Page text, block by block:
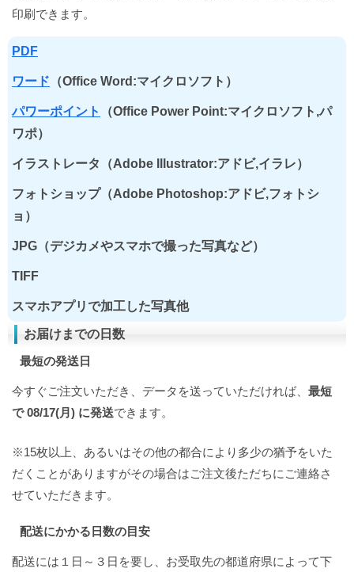
印刷できます。
PDF
ワード （Office Word:マイクロソフト）
パワーポイント
（Office Power Point:マイクロソフト,パ
ワポ）
イラストレータ（Adobe Illustrator:アドビ,イラレ）
フォトショップ（Adobe Photoshop:アドビ,フォトシ
ョ）
JPG（デジカメやスマホで撮った写真など）
TIFF
スマホアプリで加工した写真他
お届けまでの日数
最短の発送日
今すぐご注文いただき、データを送っていただければ、 最短
で 08/17(月) に発送できます。
※15枚以上、あるいはその他の都合により多少の猶予をいた
だくことがありますがその場合はご注文後ただちにご連絡さ
せていただきます。
配送にかかる日数の目安
配送には１日～３日を要し、お受取先の都道府県によって下